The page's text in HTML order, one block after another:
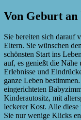
Von Geburt an
Sie bereiten sich darauf
Eltern. Sie wünschen
schönsten Start ins
auf, es genießt die Nähe
Erlebnisse und
ganze Leben
eingerichteten
Kinderautositz, mit
leckerer Kost. Alle
Sie nur wenige Klicks